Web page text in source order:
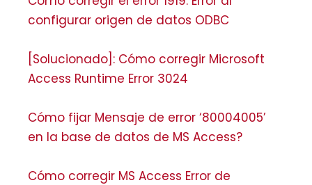
configurar origen de datos ODBC
[Solucionado]: Cómo corregir Microsoft
Access Runtime Error 3024
Cómo fijar Mensaje de error ‘80004005’
en la base de datos de MS Access?
Cómo corregir MS Access Error de